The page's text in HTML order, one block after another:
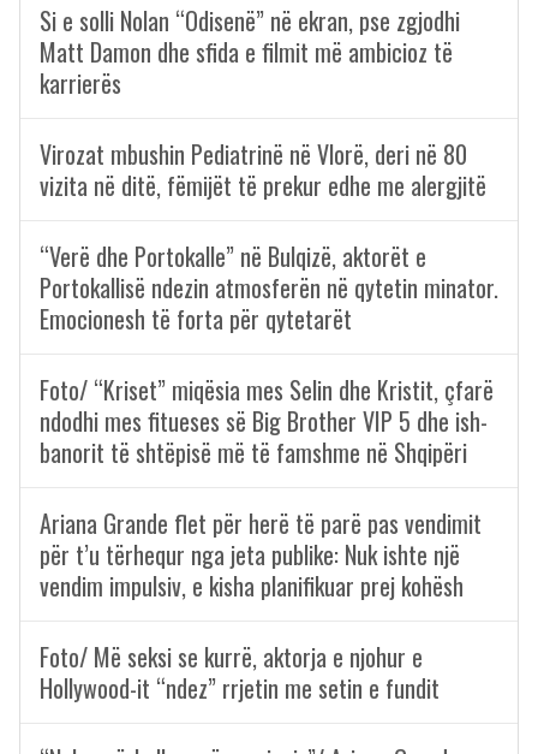
Si e solli Nolan “Odisenë” në ekran, pse zgjodhi
Matt Damon dhe sfida e filmit më ambicioz të
karrierës
Virozat mbushin Pediatrinë në Vlorë, deri në 80
vizita në ditë, fëmijët të prekur edhe me alergjitë
“Verë dhe Portokalle” në Bulqizë, aktorët e
Portokallisë ndezin atmosferën në qytetin minator.
Emocionesh të forta për qytetarët
Foto/ “Kriset” miqësia mes Selin dhe Kristit, çfarë
ndodhi mes fitueses së Big Brother VIP 5 dhe ish-
banorit të shtëpisë më të famshme në Shqipëri
Ariana Grande flet për herë të parë pas vendimit
për t’u tërhequr nga jeta publike: Nuk ishte një
vendim impulsiv, e kisha planifikuar prej kohësh
Foto/ Më seksi se kurrë, aktorja e njohur e
Hollywood-it “ndez” rrjetin me setin e fundit